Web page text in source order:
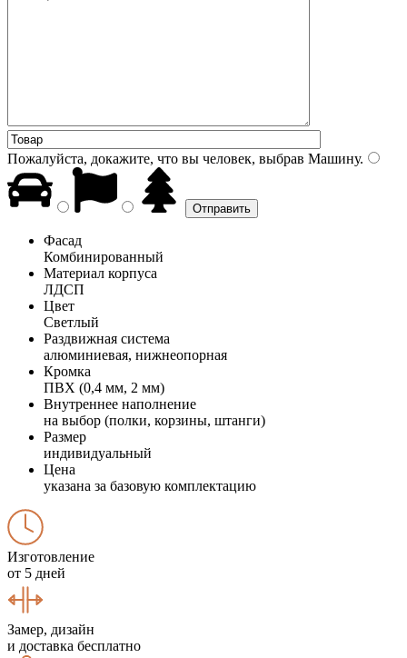
Пожалуйста, докажите, что вы человек, выбрав Машину.
Фасад
Комбинированный
Материал корпуса
ЛДСП
Цвет
Светлый
Раздвижная система
алюминиевая, нижнеопорная
Кромка
ПВХ (0,4 мм, 2 мм)
Внутреннее наполнение
на выбор (полки, корзины, штанги)
Размер
индивидуальный
Цена
указана за базовую комплектацию
Изготовление
от 5 дней
Замер, дизайн
и доставка бесплатно